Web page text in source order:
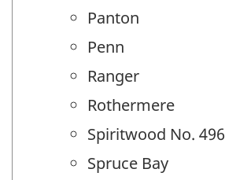
Panton
Penn
Ranger
Rothermere
Spiritwood No. 496
Spruce Bay